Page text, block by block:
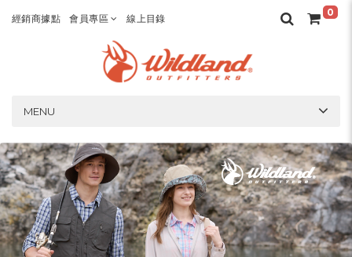
經銷商據點 會員專區 線上目錄
0
MENU